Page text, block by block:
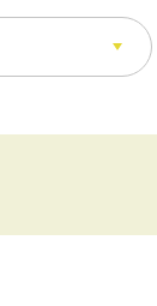
フト・工芸